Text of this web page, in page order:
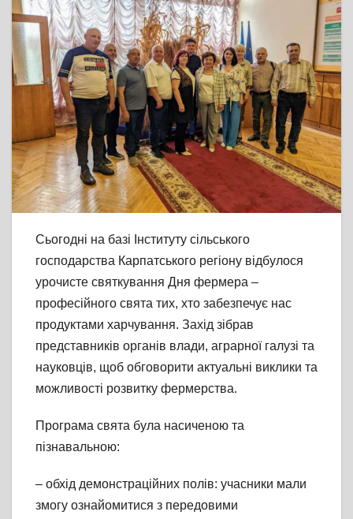
Сьогодні на базі Інституту сільського
господарства Карпатського регіону відбулося
урочисте святкування Дня фермера –
професійного свята тих, хто забезпечує нас
продуктами харчування. Захід зібрав
представників органів влади, аграрної галузі та
науковців, щоб обговорити актуальні виклики та
можливості розвитку фермерства.
Програма свята була насиченою та
пізнавальною:
– обхід демонстраційних полів: учасники мали
змогу ознайомитися з передовими